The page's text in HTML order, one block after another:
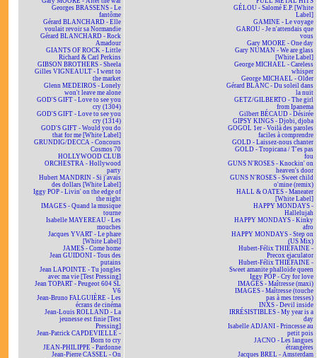
Georges BRASSENS - Le
fantôme
Gérard BLANCHARD - Elle
voulait revoir sa Normandie
Gérard BLANCHARD - Rock
Amadour
GIANTS OF ROCK - Little
Richard & Carl Perkins
GIBSON BROTHERS - Sheela
Gilles VIGNEAULT - I went to
the market
Glenn MEDEIROS - Lonely
won't leave me alone
GOD'S GIFT - Love to see you
cry (1304)
GOD'S GIFT - Love to see you
cry (1314)
GOD'S GIFT - Would you do
that for me [White Label]
GRUNDIG/DECCA - Concours
Cosmos 70
HOLLYWOOD CLUB
ORCHESTRA - Hollywood
party
Hubert MANDRIN - Si j'avais
des dollars [White Label]
Iggy POP - Livin' on the edge of
the night
IMAGES - Quand la musique
tourne
Isabelle MAYEREAU - Les
mouches
Jacques YVART - Le phare
[White Label]
JAMES - Come home
Jean GUIDONI - Tous des
putains
Jean LAPOINTE - Tu jongles
avec ma vie [Test Pressing]
Jean TOPART - Peugeot 604 SL
V6
Jean-Bruno FALGUIÈRE - Les
écrans de cinéma
Jean-Louis ROLLAND - La
jeunesse est finie [Test
Pressing]
Jean-Patrick CAPDEVIELLE -
Born to cry
JEAN-PHILIPPE - Pardonne
Jean-Pierre CASSEL - On
GÉLOU - Salomé E.P. [White
Label]
GAMINE - Le voyage
GAROU - Je n'attendais que
vous
Gary MOORE - One day
Gary NUMAN - We are glass
[White Label]
George MICHAEL - Careless
whisper
George MICHAEL - Older
Gérard BLANC - Du soleil dans
la nuit
GETZ/GILBERTO - The girl
from Ipanema
Gilbert BÉCAUD - Désirée
GIPSY KINGS - Djobi, djoba
GOGOL 1er - Voilà des paroles
faciles à comprendre
GOLD - Laissez-nous chanter
GOLD - Tropicana / T'es pas
fou
GUNS N'ROSES - Knockin' on
heaven's door
GUNS N'ROSES - Sweet child
o'mine (remix)
HALL & OATES - Maneater
[White Label]
HAPPY MONDAYS -
Hallelujah
HAPPY MONDAYS - Kinky
afro
HAPPY MONDAYS - Step on
(US Mix)
Hubert-Félix THIÉFAINE -
Precox ejaculator
Hubert-Félix THIÉFAINE -
Sweet amanite phalloïde queen
Iggy POP - Cry for love
IMAGES - Maîtresse (maxi)
IMAGES - Maîtresse (touche
pas à mes tresses)
INXS - Devil inside
IRRÉSISTIBLES - My year is a
day
Isabelle ADJANI - Princesse au
petit pois
JACNO - Les langues
étrangères
Jacques BREL - Amsterdam